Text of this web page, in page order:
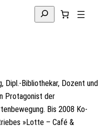
Suchen
Dipl.-Bibliothekar, Dozent und
Protagonist der
Bis 2008 Ko-
»Lotte – Café &